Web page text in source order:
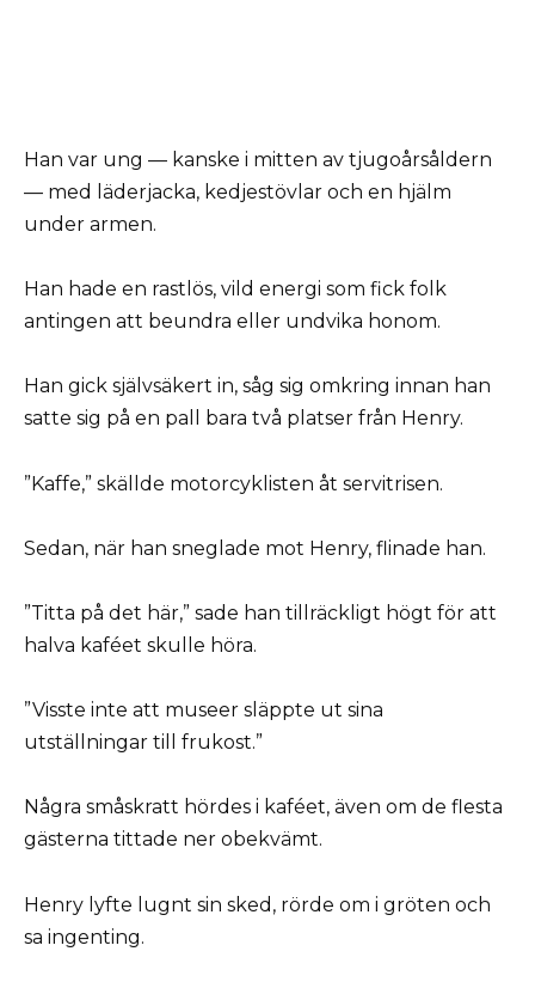
Han var ung — kanske i mitten av tjugoårsåldern
— med läderjacka, kedjestövlar och en hjälm
under armen.
Han hade en rastlös, vild energi som fick folk
antingen att beundra eller undvika honom.
Han gick självsäkert in, såg sig omkring innan han
satte sig på en pall bara två platser från Henry.
”Kaffe,” skällde motorcyklisten åt servitrisen.
Sedan, när han sneglade mot Henry, flinade han.
”Titta på det här,” sade han tillräckligt högt för att
halva kaféet skulle höra.
”Visste inte att museer släppte ut sina
utställningar till frukost.”
Några småskratt hördes i kaféet, även om de flesta
gästerna tittade ner obekvämt.
Henry lyfte lugnt sin sked, rörde om i gröten och
sa ingenting.